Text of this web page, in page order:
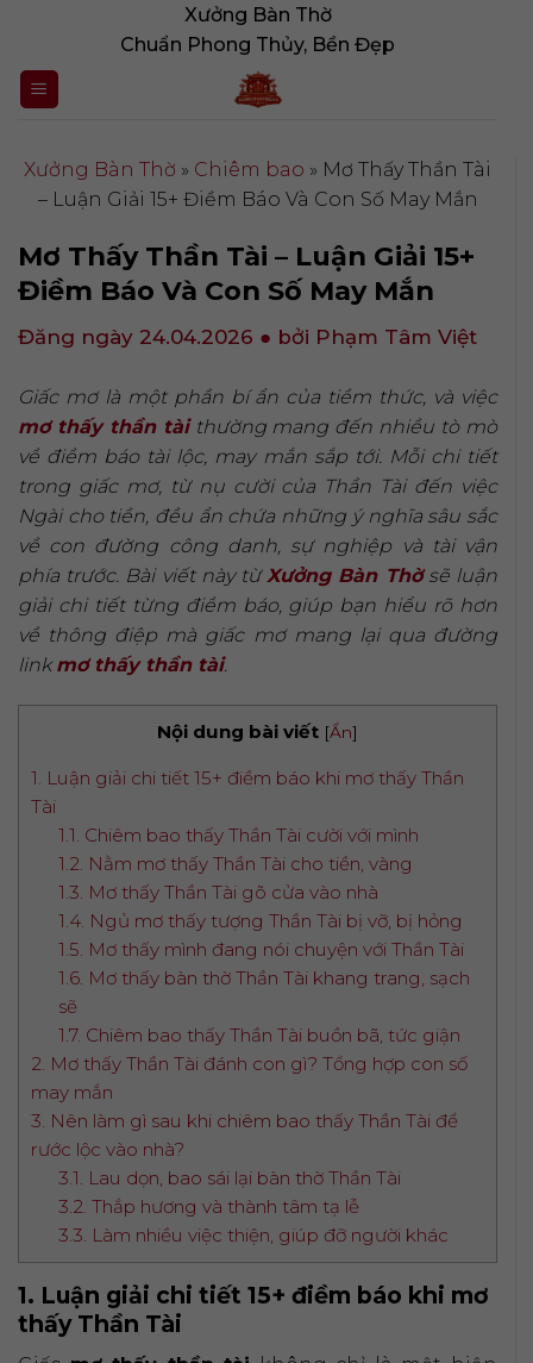
nội
dung
Xưởng Bàn Thờ
Chuẩn Phong Thủy, Bền Đẹp
Xưởng Bàn Thờ » Chiêm bao » Mơ Thấy Thần Tài
– Luận Giải 15+ Điềm Báo Và Con Số May Mắn
Mơ Thấy Thần Tài – Luận Giải 15+
Điềm Báo Và Con Số May Mắn
Đăng ngày 24.04.2026 ● bởi Phạm Tâm Việt
Giấc mơ là một phần bí ẩn của tiềm thức, và việc
mơ thấy thần tàithường mang đến nhiều tò mò
về điềm báo tài lộc, may mắn sắp tới. Mỗi chi tiết
trong giấc mơ, từ nụ cười của Thần Tài đến việc
Ngài cho tiền, đều ẩn chứa những ý nghĩa sâu sắc
về con đường công danh, sự nghiệp và tài vận
phía trước. Bài viết này từXưởng Bàn Thờsẽ luận
giải chi tiết từng điềm báo, giúp bạn hiểu rõ hơn
về thông điệp mà giấc mơ mang lại qua đường
linkmơ thấy thần tài.
Nội dung bài viết [Ẩn]
1. Luận giải chi tiết 15+ điềm báo khi mơ thấy Thần
Tài
1.1. Chiêm bao thấy Thần Tài cười với mình
1.2. Nằm mơ thấy Thần Tài cho tiền, vàng
1.3. Mơ thấy Thần Tài gõ cửa vào nhà
1.4. Ngủ mơ thấy tượng Thần Tài bị vỡ, bị hỏng
1.5. Mơ thấy mình đang nói chuyện với Thần Tài
1.6. Mơ thấy bàn thờ Thần Tài khang trang, sạch
sẽ
1.7. Chiêm bao thấy Thần Tài buồn bã, tức giận
2. Mơ thấy Thần Tài đánh con gì? Tổng hợp con số
may mắn
3. Nên làm gì sau khi chiêm bao thấy Thần Tài để
rước lộc vào nhà?
3.1. Lau dọn, bao sái lại bàn thờ Thần Tài
3.2. Thắp hương và thành tâm tạ lễ
3.3. Làm nhiều việc thiện, giúp đỡ người khác
1. Luận giải chi tiết 15+ điềm báo khi mơ
thấy Thần Tài